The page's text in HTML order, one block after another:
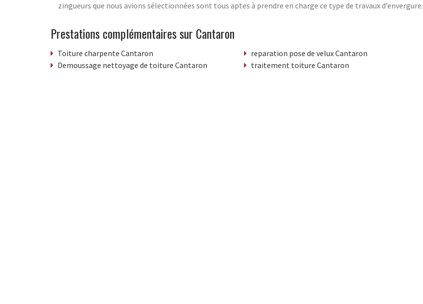
zingueurs que nous avions sélectionnées sont tous aptes à prendre en charge ce type de travaux d’envergure.
Prestations complémentaires sur Cantaron
Toiture charpente Cantaron
Demoussage nettoyage de toiture Cantaron
reparation pose de velux Cantaron
traitement toiture Cantaron